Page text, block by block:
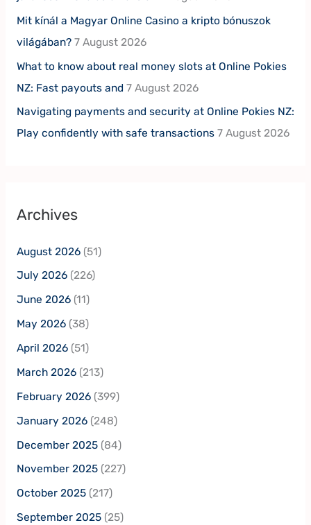
Mit kínál a Magyar Online Casino a kripto bónuszok
világában? 7 August 2026
What to know about real money slots at Online Pokies
NZ: Fast payouts and 7 August 2026
Navigating payments and security at Online Pokies NZ:
Play confidently with safe transactions 7 August 2026
Archives
August 2026(51)
July 2026(226)
June 2026(11)
May 2026(38)
April 2026(51)
March 2026(213)
February 2026(399)
January 2026(248)
December 2025(84)
November 2025(227)
October 2025(217)
September 2025(25)